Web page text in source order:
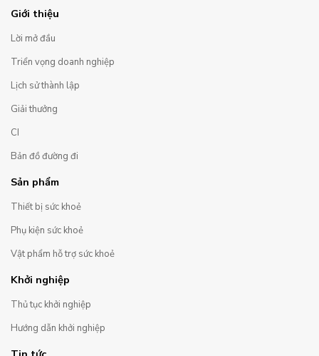
Giới thiệu
Lời mở đầu
Triển vọng doanh nghiệp
Lịch sử thành lập
Giải thưởng
CI
Bản đồ đường đi
Sản phẩm
Thiết bị sức khoẻ
Phụ kiện sức khoẻ
Vật phẩm hỗ trợ sức khoẻ
Khởi nghiệp
Thủ tục khởi nghiệp
Hướng dẫn khởi nghiệp